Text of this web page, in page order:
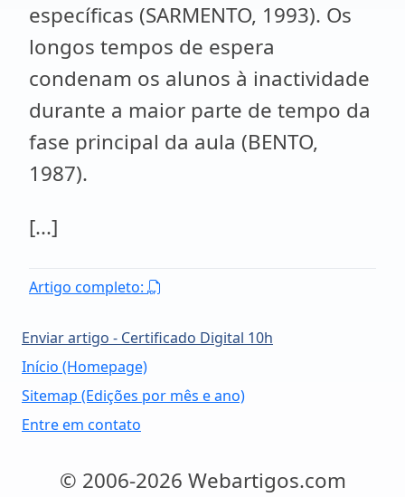
específicas (SARMENTO, 1993). Os
longos tempos de espera
condenam os alunos à inactividade
durante a maior parte de tempo da
fase principal da aula (BENTO,
1987).
[...]
Artigo completo:
Enviar artigo - Certificado Digital 10h
Início (Homepage)
Sitemap (Edições por mês e ano)
Entre em contato
© 2006-2026 Webartigos.com